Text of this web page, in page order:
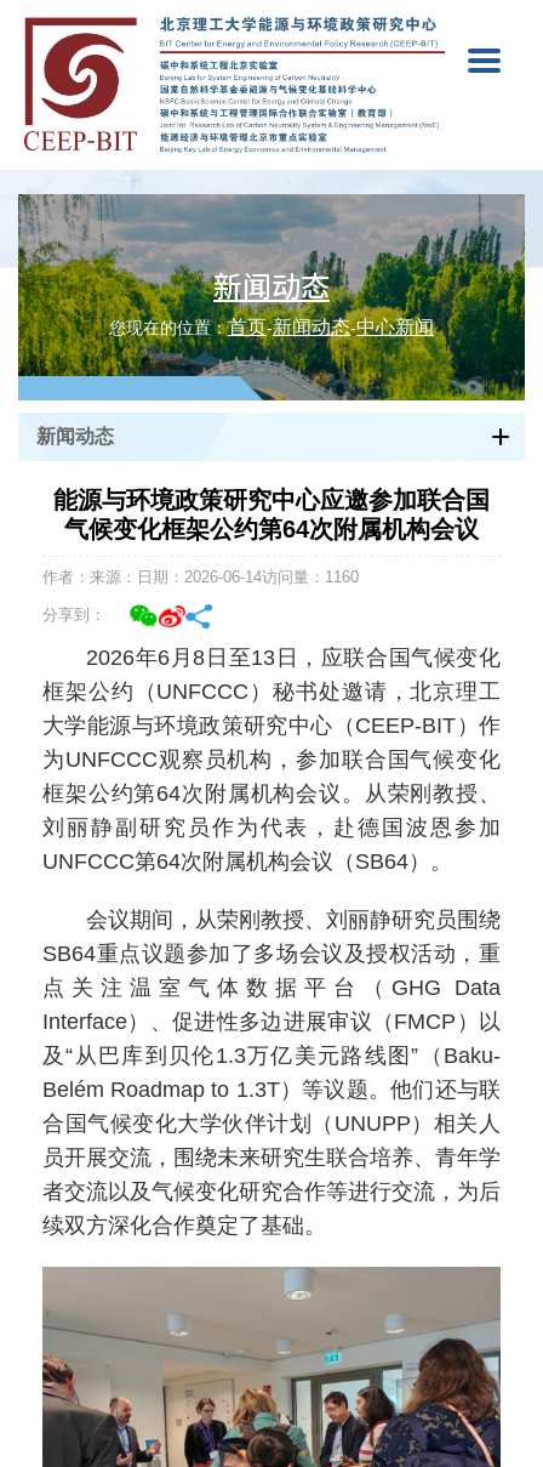
新闻动态
您现在的位置：首页-新闻动态-中心新闻
新闻动态
能源与环境政策研究中心应邀参加联合国
气候变化框架公约第64次附属机构会议
作者： 来源： 日期：2026-06-14访问量： 1160
分享到：
2026年6月8日至13日，应联合国气候变化
框架公约（UNFCCC）秘书处邀请，北京理工
大学能源与环境政策研究中心（CEEP-BIT）作
为UNFCCC观察员机构，参加联合国气候变化
框架公约第64次附属机构会议。从荣刚教授、
刘丽静副研究员作为代表，赴德国波恩参加
UNFCCC第64次附属机构会议（SB64）。
会议期间，从荣刚教授、刘丽静研究员围绕
SB64重点议题参加了多场会议及授权活动，重
点关注温室气体数据平台（GHG Data
Interface）、促进性多边进展审议（FMCP）以
及“从巴库到贝伦1.3万亿美元路线图”（Baku-
Belém Roadmap to 1.3T）等议题。他们还与联
合国气候变化大学伙伴计划（UNUPP）相关人
员开展交流，围绕未来研究生联合培养、青年学
者交流以及气候变化研究合作等进行交流，为后
续双方深化合作奠定了基础。